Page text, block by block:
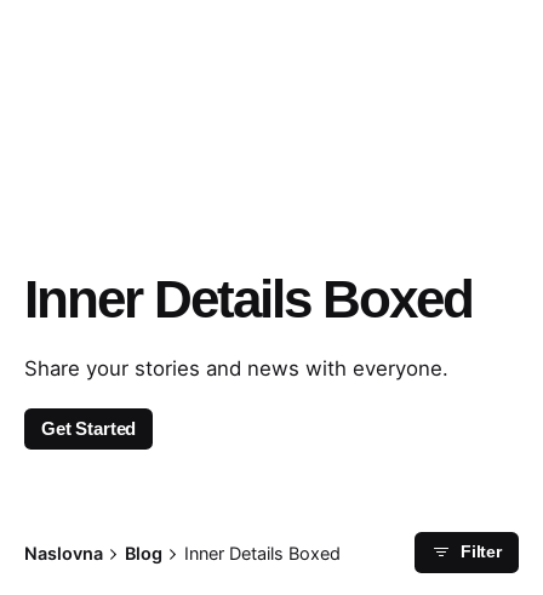
Inner Details Boxed
Share your stories and news with everyone.
Get Started
Naslovna Blog Inner Details Boxed Filter